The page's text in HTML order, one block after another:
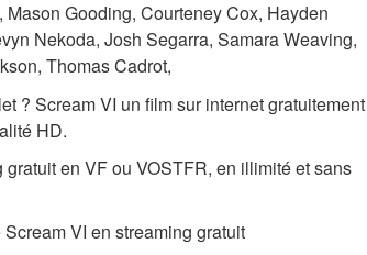
Gooding, Courteney Cox, Hayden
Nekoda, Josh Segarra, Samara Weaving,
Thomas Cadrot,
? Scream VI un film sur internet gratuitement
HD.
en VF ou VOSTFR, en illimité et sans
VI en streaming gratuit